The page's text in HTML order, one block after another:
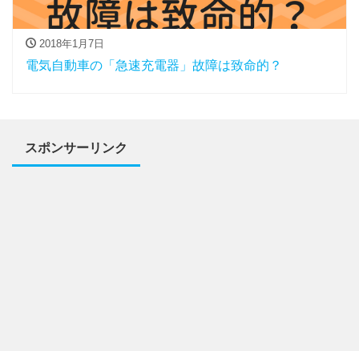
2018年1月7日
電気自動車の「急速充電器」故障は致命的？
スポンサーリンク